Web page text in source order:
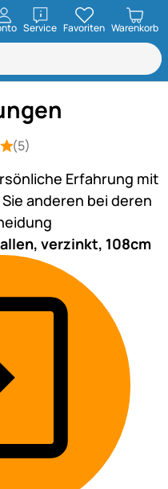
ServiceöffnenFavoriten Warenkorb
5 von 5 (5 Bewertungen)
(5)
Erfahrung mit
anderen bei deren
verzinkt, 108cm